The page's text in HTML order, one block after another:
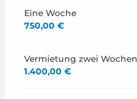
ab30 August 2026
Eine Woche
750,00 €
Vermietung zwei Wochen
1.400,00 €